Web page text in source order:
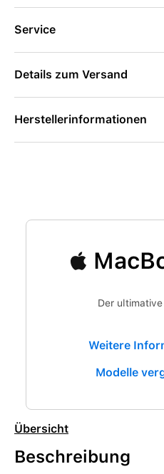
Service
Details zum Versand
Herstellerinformationen
Der
Weitere
Modelle
Übersicht
Beschreibung